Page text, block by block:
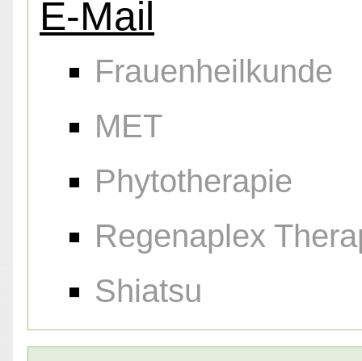
E-Mail
Frauenheilkunde
MET
Phytotherapie
Regenaplex
Shiatsu